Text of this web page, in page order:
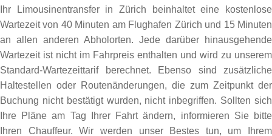
Ihr Limousinentransfer in Zürich beinhaltet eine kostenlose
Wartezeit von 40 Minuten am Flughafen Zürich und 15 Minuten
an allen anderen Abholorten. Jede darüber hinausgehende
Wartezeit ist nicht im Fahrpreis enthalten und wird zu unserem
Standard-Wartezeittarif berechnet. Ebenso sind zusätzliche
Haltestellen oder Routenänderungen, die zum Zeitpunkt der
Buchung nicht bestätigt wurden, nicht inbegriffen. Sollten sich
Ihre Pläne am Tag Ihrer Fahrt ändern, informieren Sie bitte
Ihren Chauffeur. Wir werden unser Bestes tun, um Ihrem